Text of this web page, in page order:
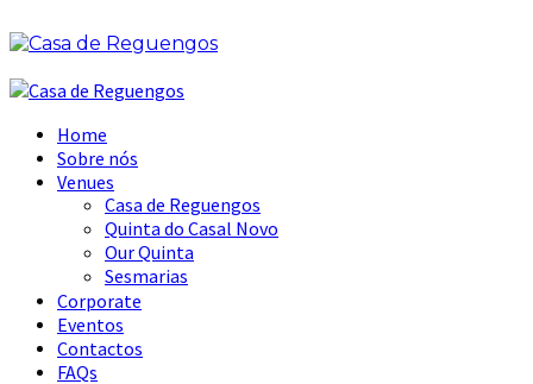
Home
Sobre nós
Venues
Casa de Reguengos
Quinta do Casal Novo
Our Quinta
Sesmarias
Corporate
Eventos
Contactos
FAQs